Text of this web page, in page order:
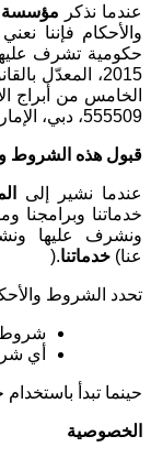
عندما نذكر مؤسسة
والأحكام فإننا
الخامس من أبراج
555509، دبي، الإمارات العربية المتحدة
قبول هذه الشروط
عندما نشير إلى
خدماتنا وبرامجنا
ونشرف عليها
عنا( خدماتنا).
تحدد الشروط
شروط
أي
حينما تبدأ
الخصوصية